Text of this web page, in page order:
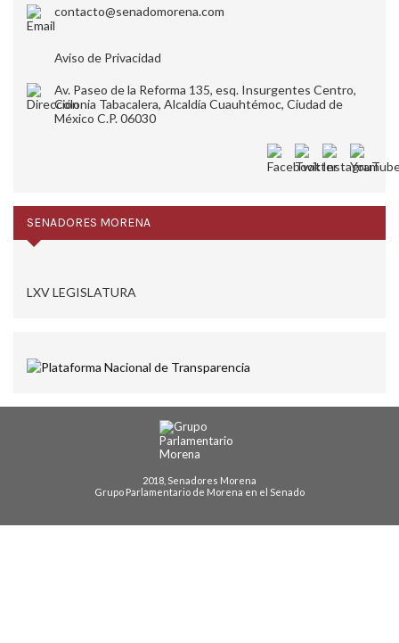
contacto@senadomorena.com
Aviso de Privacidad
Av. Paseo de la Reforma 135, esq. Insurgentes Centro,
Colonia Tabacalera, Alcaldía Cuauhtémoc, Ciudad de
México C.P. 06030
SENADORES MORENA
LXV LEGISLATURA
2018, Senadores Morena
Grupo Parlamentario de Morena en el Senado